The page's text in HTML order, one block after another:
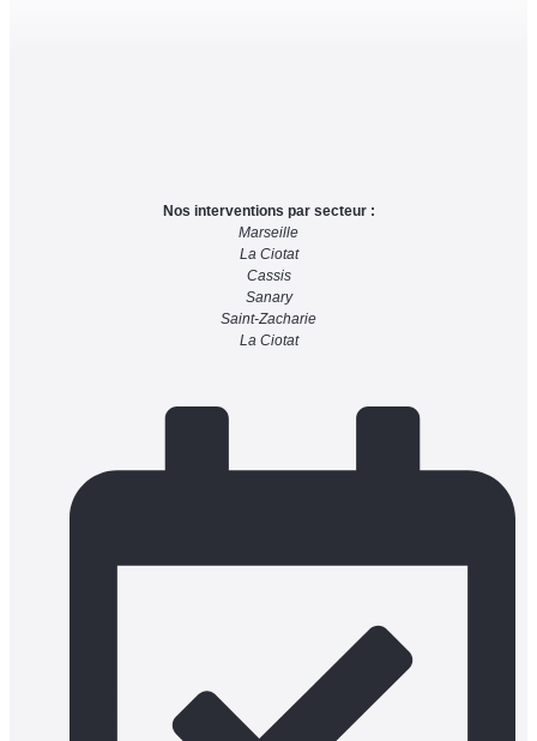
Nos interventions par secteur :
Marseille
La Ciotat
Cassis
Sanary
Saint-Zacharie
La Ciotat